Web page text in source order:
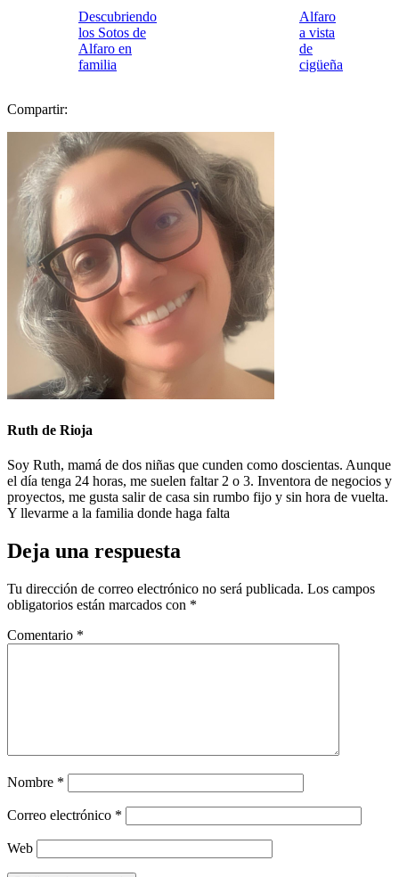
Descubriendo
los Sotos de
Alfaro en
familia
Alfaro
a vista
de
cigüeña
Compartir:
Ruth de Rioja
Soy Ruth, mamá de dos niñas que cunden como doscientas. Aunque
el día tenga 24 horas, me suelen faltar 2 o 3. Inventora de negocios y
proyectos, me gusta salir de casa sin rumbo fijo y sin hora de vuelta.
Y llevarme a la familia donde haga falta
Deja una respuesta
Tu dirección de correo electrónico no será publicada. Los campos
obligatorios están marcados con *
Comentario *
Nombre *
Correo electrónico *
Web